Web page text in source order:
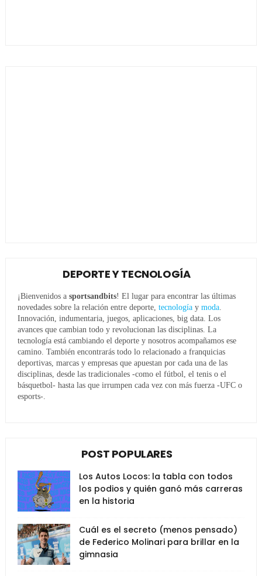
DEPORTE Y TECNOLOGÍA
¡Bienvenidos asportsandbits! El lugar para encontrar las últimas
novedades sobre la relación entre deporte, tecnologíay moda.
Innovación, indumentaria, juegos, aplicaciones, big data. Los
avances que cambian todo y revolucionan las disciplinas. La
tecnología está cambiando el deporte y nosotros acompañamos ese
camino. También encontrarás todo lo relacionado a franquicias
deportivas, marcas y empresas que apuestan por cada una de las
disciplinas, desde las tradicionales -como el fútbol, el tenis o el
básquetbol- hasta las que irrumpen cada vez con más fuerza -UFC o
esports-.
POST POPULARES
Los Autos Locos: la tabla con todos
los podios y quién ganó más carreras
en la historia
Cuál es el secreto (menos pensado)
de Federico Molinari para brillar en la
gimnasia